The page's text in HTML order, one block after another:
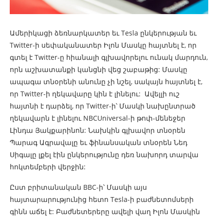
Ամերիկացի ձեռնարկատեր եւ Tesla ընկերության եւ
Twitter-ի սեփականատեր Իլոն Մասկը հայտնել է, որ
գտել է Twitter-ը հիանալի գլխավորելու ունակ մարդուն,
որն աշխատանքի կանցնի վեց շաբաթից: Մասկը
ապագա տնօրենի անունը չի նշել, սակայն հայտնել է,
որ Twitter-ի ղեկավարը կին է լինելու: Ավելլի ուշ
հայտնի է դարձել, որ Twitter-ի՝ Մասկի նախընտրած
ղեկավարն է լինելու NBCUniversal-ի թոփ-մենեջեր
Լինդա Յակքարինոն: Նախկին գլխավոր տնօրեն
Պարագ Ագրավալը եւ ֆինանսական տնօրեն Նեդ
Սիգալը լքել էին ընկերությունը դեռ նախորդ տարվա
հոկտեմբերի վերջին:
Ըստ բրիտանական BBC-ի՝ Մասկի այս
հայտարարությունից հետո Tesla-ի բաժնետոմսերի
գինն աճել է: Բաժնետերերը ավելի վաղ Իլոն Մասկին